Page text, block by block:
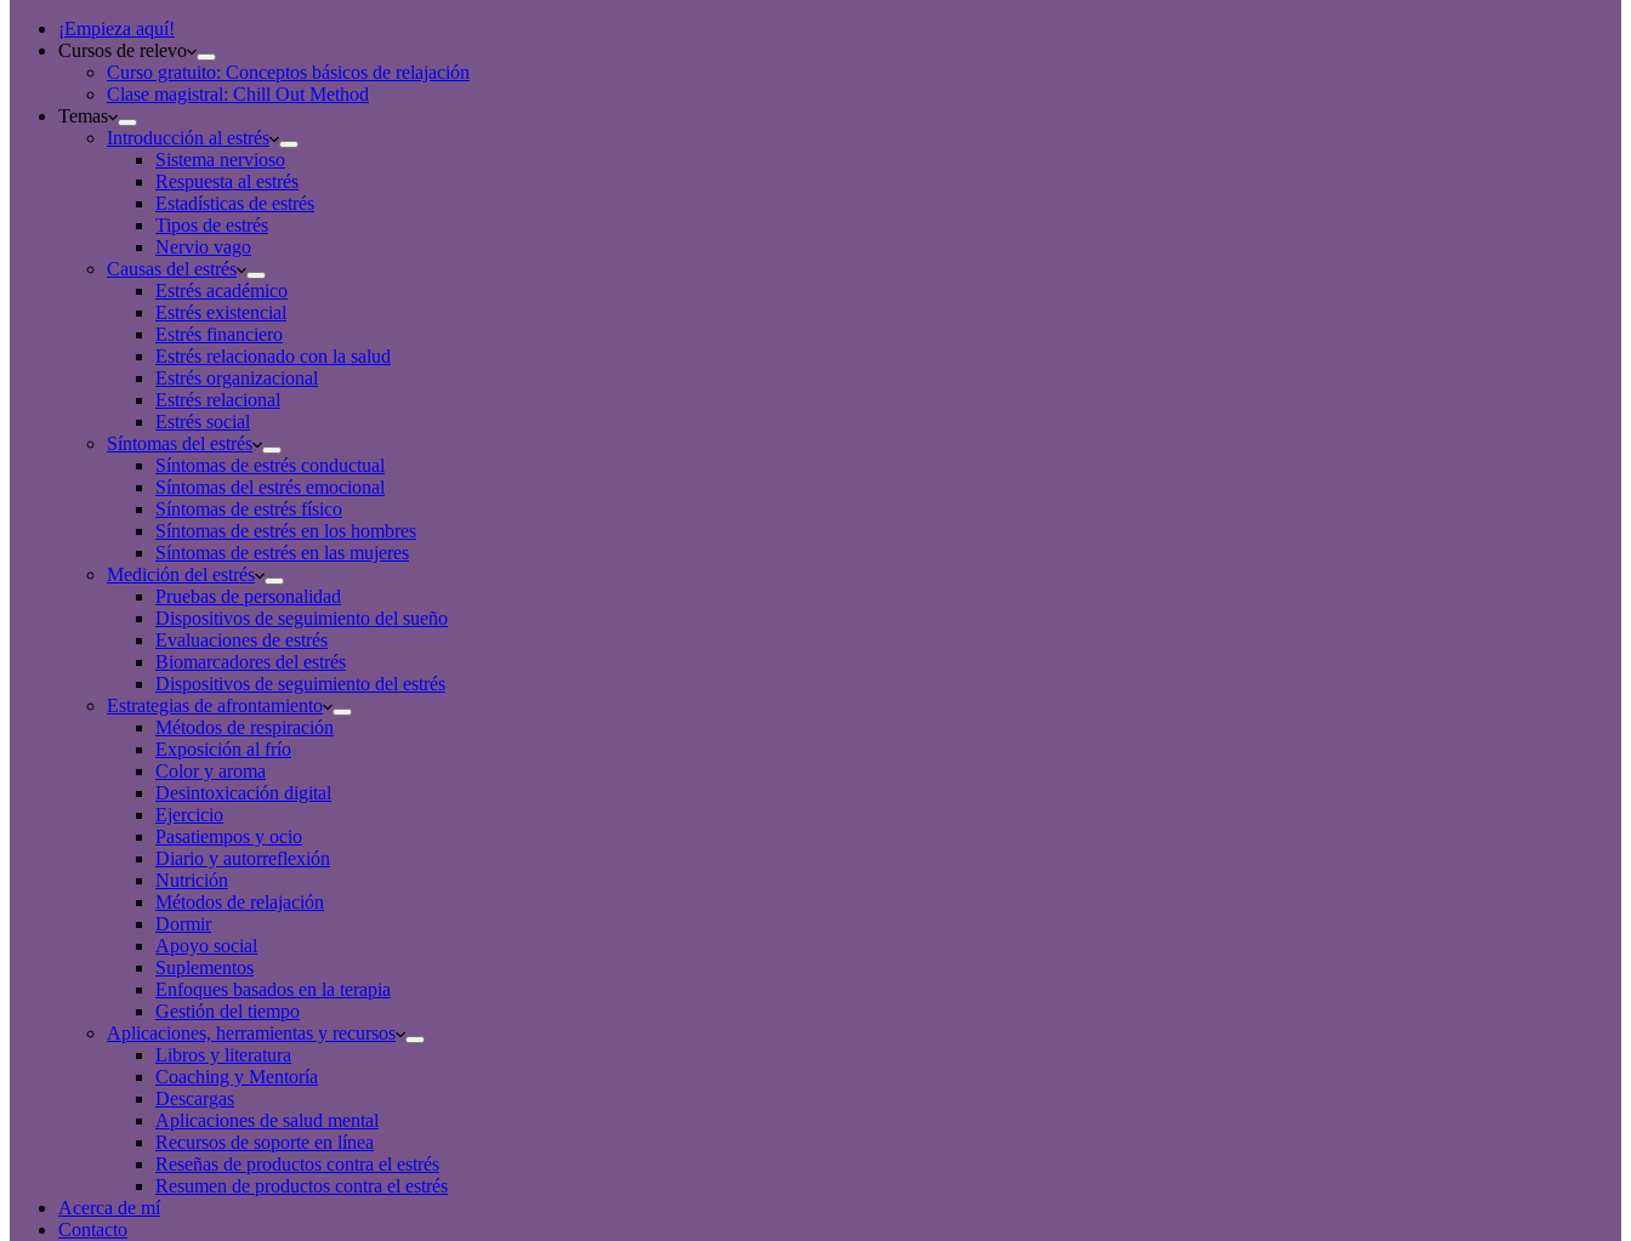
¡Empieza aquí!
Cursos de relevo
Curso gratuito: Conceptos básicos de relajación
Clase magistral: Chill Out Method
Temas
Introducción al estrés
Sistema nervioso
Respuesta al estrés
Estadísticas de estrés
Tipos de estrés
Nervio vago
Causas del estrés
Estrés académico
Estrés existencial
Estrés financiero
Estrés relacionado con la salud
Estrés organizacional
Estrés relacional
Estrés social
Síntomas del estrés
Síntomas de estrés conductual
Síntomas del estrés emocional
Síntomas de estrés físico
Síntomas de estrés en los hombres
Síntomas de estrés en las mujeres
Medición del estrés
Pruebas de personalidad
Dispositivos de seguimiento del sueño
Evaluaciones de estrés
Biomarcadores del estrés
Dispositivos de seguimiento del estrés
Estrategias de afrontamiento
Métodos de respiración
Exposición al frío
Color y aroma
Desintoxicación digital
Ejercicio
Pasatiempos y ocio
Diario y autorreflexión
Nutrición
Métodos de relajación
Dormir
Apoyo social
Suplementos
Enfoques basados en la terapia
Gestión del tiempo
Aplicaciones, herramientas y recursos
Libros y literatura
Coaching y Mentoría
Descargas
Aplicaciones de salud mental
Recursos de soporte en línea
Reseñas de productos contra el estrés
Resumen de productos contra el estrés
Acerca de mí
Contacto